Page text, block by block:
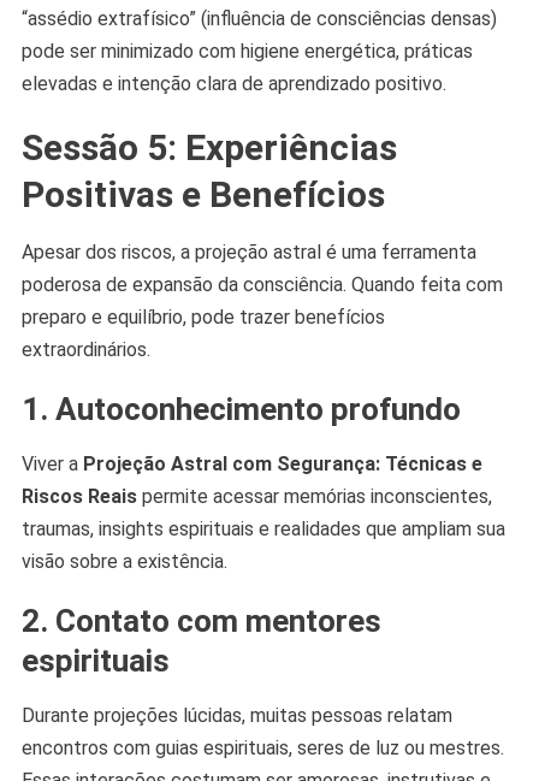
“assédio extrafísico” (influência de consciências densas)
pode ser minimizado com higiene energética, práticas
elevadas e intenção clara de aprendizado positivo.
Sessão 5: Experiências
Positivas e Benefícios
Apesar dos riscos, a projeção astral é uma ferramenta
poderosa de expansão da consciência. Quando feita com
preparo e equilíbrio, pode trazer benefícios
extraordinários.
1. Autoconhecimento profundo
Viver a Projeção Astral com Segurança: Técnicas e
Riscos Reaispermite acessar memórias inconscientes,
traumas, insights espirituais e realidades que ampliam sua
visão sobre a existência.
2. Contato com mentores
espirituais
Durante projeções lúcidas, muitas pessoas relatam
encontros com guias espirituais, seres de luz ou mestres.